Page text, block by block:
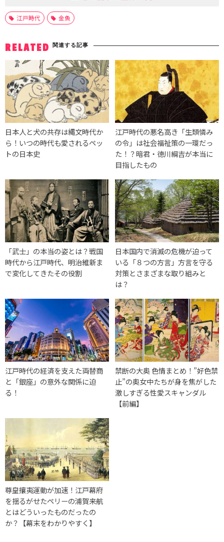
江戸時代 金魚
RELATED 関連する記事
日本人と犬の共存は縄文時代か
ら！いつの時代も愛されるペッ
トの日本史
江戸時代の悪名高き「生類憐み
の令」は社会福祉策の一環だっ
た！？暗君・徳川綱吉が本当に
目指したもの
「武士」の本当の姿とは？戦国
時代から江戸時代、明治維新ま
で変化してきたその役割
日本国内で消滅の危機が迫って
いる「８つの方言」方言を守る
対策とさまざまな取り組みと
は？
江戸時代の経済を支えた両替商
と「銀座」の意外な関係に迫
る！
禁断の大奥 色情まとめ！”好色禁
止”の奥女中たちが身を焦がした
激しすぎる性愛スキャンダル
【前編】
尊皇攘夷運動が加速！江戸幕府
を揺るがせたペリーの浦賀来航
とはどういったものだったの
か？【幕末をわかりやすく】